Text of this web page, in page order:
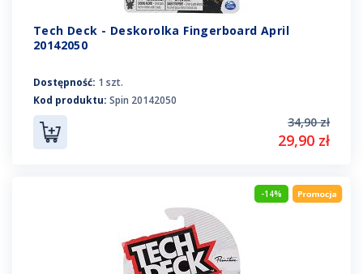
Tech Deck - Deskorolka Fingerboard April
20142050
Dostępność: 1 szt.
Kod produktu: Spin 20142050
34,90 zł
29,90 zł
-14%